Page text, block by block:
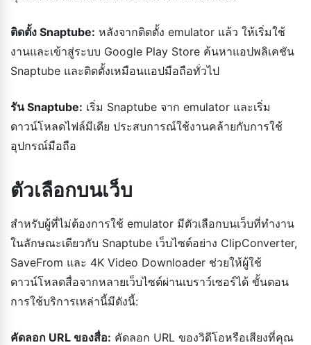
ติดตั้ง Snaptube: หลังจากติดตั้ง emulator แล้ว ให้เริ่มใช้
งานและเข้าสู่ระบบ Google Play Store ค้นหาแอปพลิเคชัน
Snaptube และติดตั้งเหมือนแอปมือถือทั่วไป
รัน Snaptube: เริ่ม Snaptube จาก emulator และเริ่ม
ดาวน์โหลดไฟล์มีเดีย ประสบการณ์ใช้งานคล้ายกับการใช้
อุปกรณ์มือถือ
ตัวเลือกบนเว็บ
สำหรับผู้ที่ไม่ต้องการใช้ emulator มีตัวเลือกบนเว็บที่ทำงาน
ในลักษณะเดียวกับ Snaptube เว็บไซต์อย่าง ClipConverter,
SaveFrom และ 4K Video Downloader ช่วยให้ผู้ใช้
ดาวน์โหลดสื่อจากหลายเว็บไซต์ผ่านเบราว์เซอร์ได้ ขั้นตอน
การใช้บริการเหล่านี้มีดังนี้:
คัดลอก URL ของสื่อ: คัดลอก URL ของวิดีโอหรือเสียงที่คุณ